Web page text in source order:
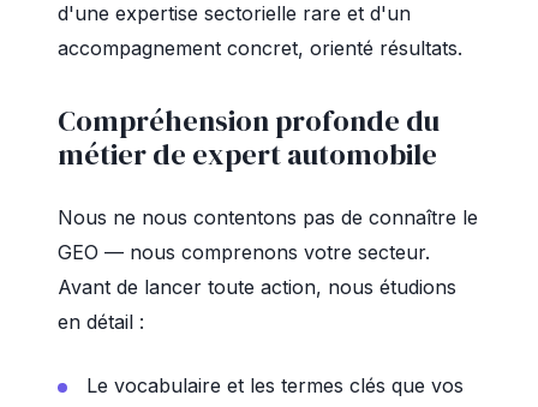
d'une expertise sectorielle rare et d'un
accompagnement concret, orienté résultats.
Compréhension profonde du
métier de expert automobile
Nous ne nous contentons pas de connaître le
GEO — nous comprenons votre secteur.
Avant de lancer toute action, nous étudions
en détail :
Le vocabulaire et les termes clés que vos